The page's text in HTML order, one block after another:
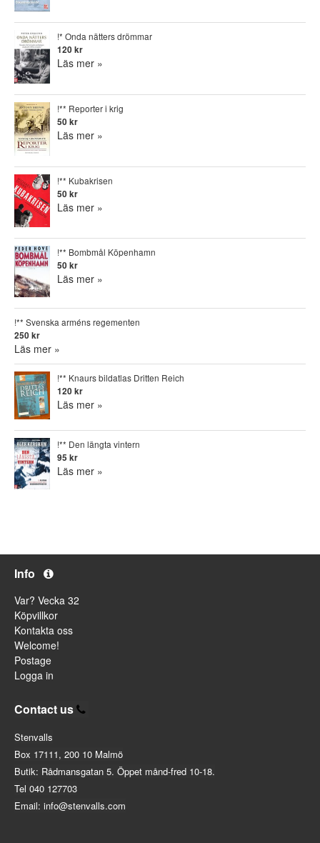
!* Onda nätters drömmar
120 kr
Läs mer »
!** Reporter i krig
50 kr
Läs mer »
!** Kubakrisen
50 kr
Läs mer »
!** Bombmål Köpenhamn
50 kr
Läs mer »
!** Svenska arméns regementen
250 kr
Läs mer »
!** Knaurs bildatlas Dritten Reich
120 kr
Läs mer »
!** Den längta vintern
95 kr
Läs mer »
Info
Var? Vecka 32
Köpvillkor
Kontakta oss
Welcome!
Postage
Logga in
Contact us
Stenvalls
Box 17111, 200 10 Malmö
Butik: Rådmansgatan 5. Öppet månd-fred 10-18.
Tel 040 127703
Email: info@stenvalls.com